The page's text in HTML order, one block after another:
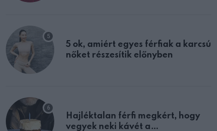
5 ok, amiért egyes férfiak a karcsú
nőket részesítik előnyben
Hajléktalan férfi megkért, hogy
vegyek neki kávét a